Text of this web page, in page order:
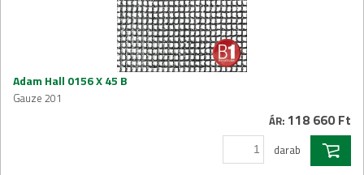
Adam Hall 0156 X 45 B
Gauze 201
ÁR: 118 660 Ft
darab